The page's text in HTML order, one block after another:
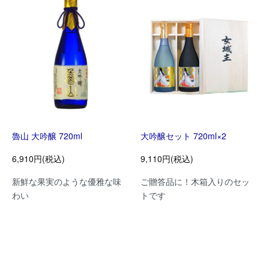
魯山 大吟醸 720ml
6,910円(税込)
新鮮な果実のような優雅な味
わい
大吟醸セット 720ml×2
9,110円(税込)
ご贈答品に！木箱入りのセッ
トです